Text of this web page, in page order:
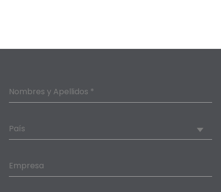
Nombres y Apellidos *
País
Empresa